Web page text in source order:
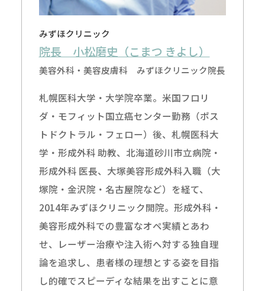
みずほクリニック
院長 小松磨史（こまつ きよし）
美容外科・美容皮膚科 みずほクリニック院長
札幌医科大学・大学院卒業。米国フロリ
ダ・モフィット国立癌センター勤務（ポス
トドクトラル・フェロー）後、札幌医科大
学・形成外科 助教、北海道砂川市立病院・
形成外科 医長、大塚美容形成外科入職（大
塚院・金沢院・名古屋院など）を経て、
2014年みずほクリニック開院。形成外科・
美容形成外科での豊富なオペ実績とあわ
せ、レーザー治療や注入術へ対する独自理
論を追求し、患者様の理想とする姿を目指
し的確でスピーディな結果を出すことに意